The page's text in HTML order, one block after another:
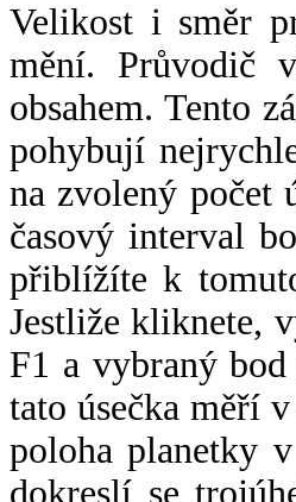
Velikost i směr
mění. Průvodič
obsahem. Tento
pohybují
na zvolený počet
časový interval
přiblížíte k
Jestliže kliknete,
F1 a vybraný
tato úsečka měří
poloha planetky
dokreslí se